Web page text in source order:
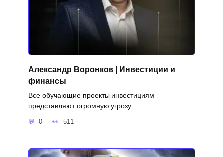
Александр Воронков | Инвестиции и
финансы
Все обучающие проекты инвестициям
представляют огромную угрозу.
0 511